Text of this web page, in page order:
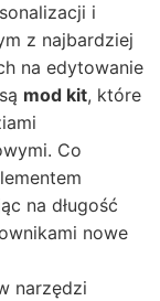
i
z najbardziej
na edytowanie
mod kit, które
Co
na długość
nowe
narzędzi